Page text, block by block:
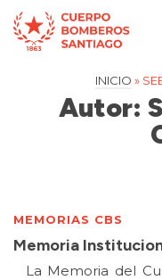
INICIO »
Autor:
MEMORIAS CBS
Memoria
La Memoria del